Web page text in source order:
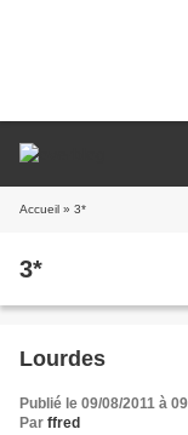
Accueil » 3*
3*
Lourdes
Publié le 09/08/2011 à
Par ffred